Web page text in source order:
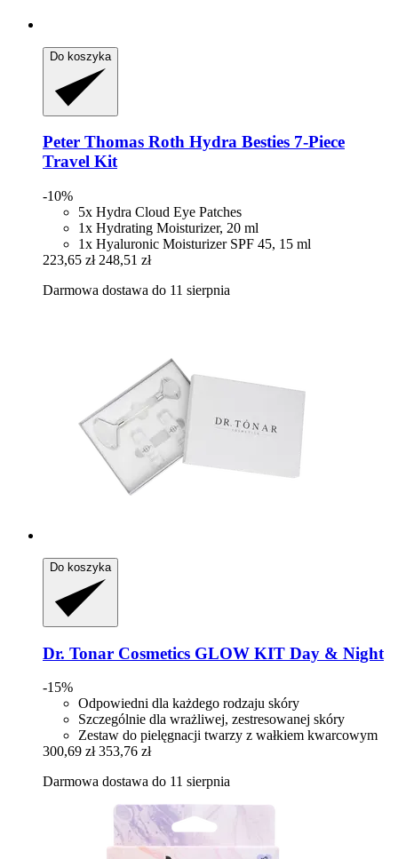
Do koszyka
Peter Thomas Roth Hydra Besties 7-​Piece
Travel Kit
-10%
5x Hydra Cloud Eye Patches
1x Hydrating Moisturizer, 20 ml
1x Hyaluronic Moisturizer SPF 45, 15 ml
223,65 zł 248,51 zł
Darmowa dostawa do 11 sierpnia
Do koszyka
Dr. Tonar Cosmetics GLOW KIT Day & Night
-15%
Odpowiedni dla każdego rodzaju skóry
Szczególnie dla wrażliwej, zestresowanej skóry
Zestaw do pielęgnacji twarzy z wałkiem kwarcowym
300,69 zł 353,76 zł
Darmowa dostawa do 11 sierpnia